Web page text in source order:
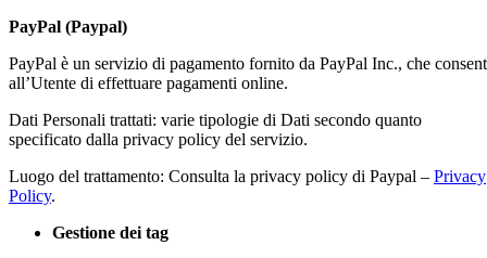
PayPal (Paypal)
PayPal è un servizio di pagamento fornito da PayPal Inc., che
all’Utente di effettuare pagamenti online.
Dati Personali trattati: varie tipologie di Dati secondo quanto
specificato dalla privacy policy del servizio.
Luogo del trattamento: Consulta la privacy policy di Paypal – Privacy
Policy.
Gestione dei tag